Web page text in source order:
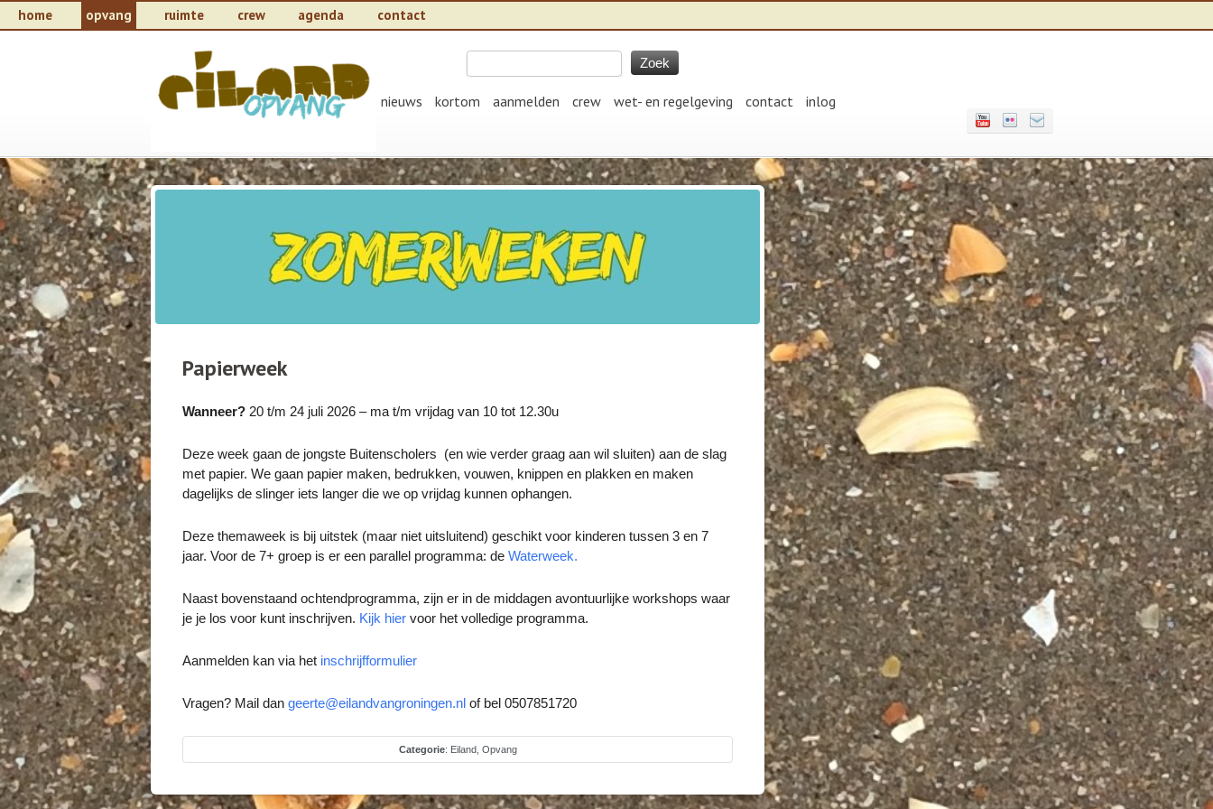
home opvang ruimte crew agenda contact
nieuws kortom aanmelden crew wet- en regelgeving contact inlog
Papierweek
Wanneer? 20 t/m 24 juli 2026 – ma t/m vrijdag van 10 tot 12.30u
Deze week gaan de jongste Buitenscholers (en wie verder graag aan wil sluiten) aan de slag
met papier. We gaan papier maken, bedrukken, vouwen, knippen en plakken en maken
dagelijks de slinger iets langer die we op vrijdag kunnen ophangen.
Deze themaweek is bij uitstek (maar niet uitsluitend) geschikt voor kinderen tussen 3 en 7
jaar. Voor de 7+ groep is er een parallel programma: de Waterweek.
Naast bovenstaand ochtendprogramma, zijn er in de middagen avontuurlijke workshops waar
je je los voor kunt inschrijven. Kijk hier voor het volledige programma.
Aanmelden kan via het inschrijfformulier
Vragen? Mail dan geerte@eilandvangroningen.nl of bel 0507851720
Categorie: Eiland, Opvang